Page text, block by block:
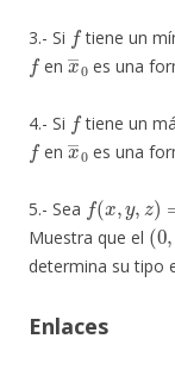
3.- Si tiene un
f
en
x ―0
es una
4.- Si tiene un
f
en
x ―0
es una
5.- Sea
(x =
Muestra que el
(0
determina su tipo
Enlaces